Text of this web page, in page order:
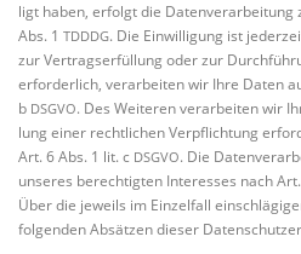
ligt haben, erfolgt die Daten­ver­ar­bei­tung
Abs. 1 TDDDG. Die Ein­wil­li­gung ist
zur Ver­trags­er­fül­lung oder zur
erfor­der­lich, ver­ar­bei­ten wir Ihre Daten
b DSGVO. Des Wei­te­ren ver­ar­bei­ten wir
lung einer recht­li­chen Ver­pflich­tung
Art. 6 Abs. 1 lit. c DSGVO. Die
unse­res berech­tig­ten Inter­es­ses nach
Über die jeweils im Ein­zel­fall
fol­gen­den Absät­zen die­ser